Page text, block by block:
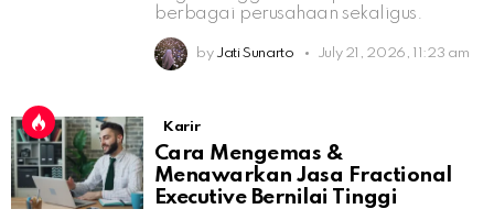
berbagai perusahaan sekaligus.
by Jati Sunarto July 21, 2026, 11:23 am
Karir
Cara Mengemas &
Menawarkan Jasa Fractional
Executive Bernilai Tinggi